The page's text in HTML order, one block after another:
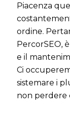
Piacenza
ordine.
PercorSEO,
e il
Ci
sistemare i
non perdere